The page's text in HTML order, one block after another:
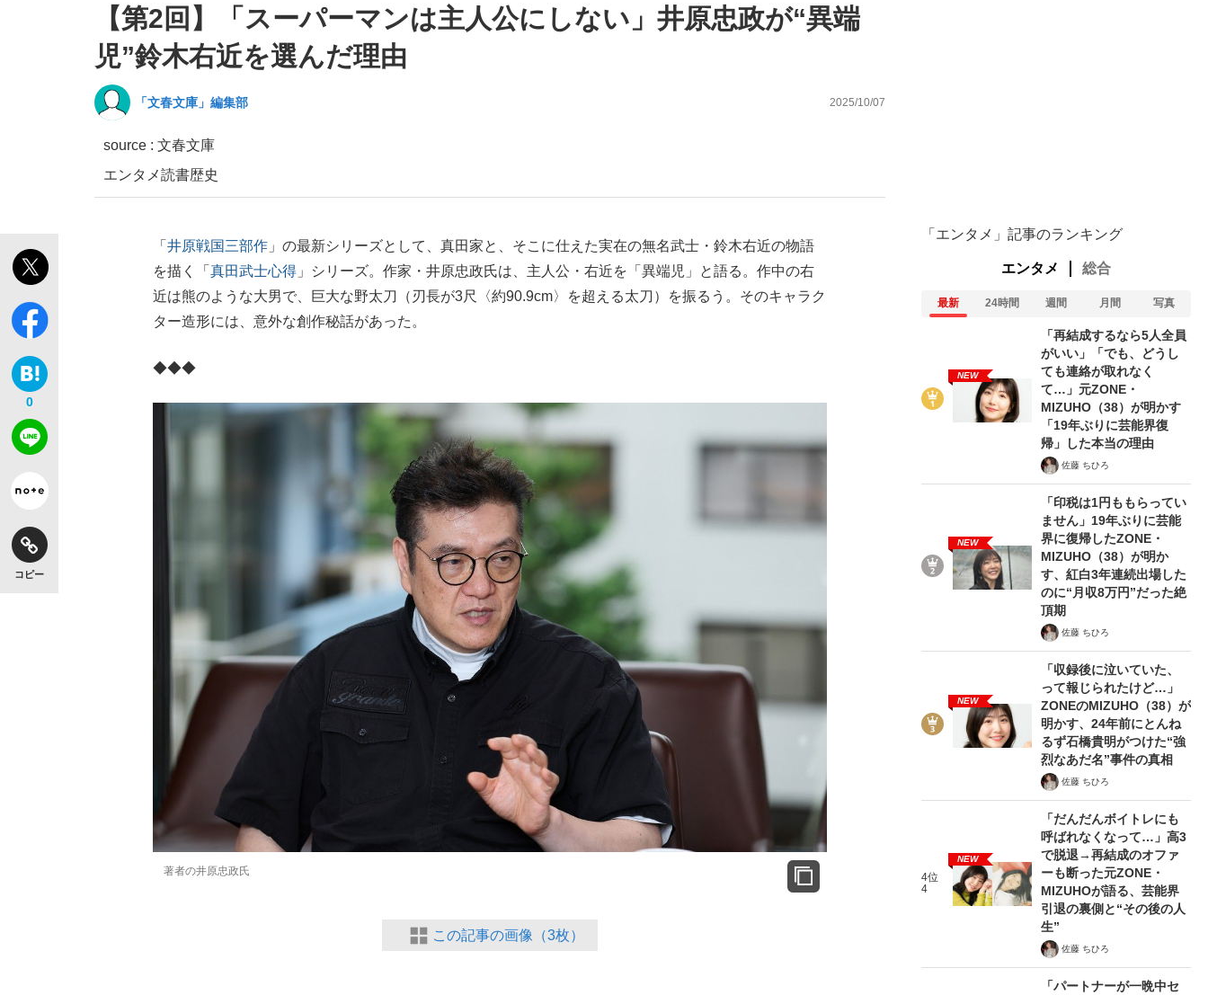
【第2回】「スーパーマンは主人公にしない」井原忠政が“異端
児”鈴木右近を選んだ理由
「文春文庫」編集部 2025/10/07
source : 文春文庫
エンタメ読書歴史
0
コピー
「 井原戦国三部作 」の最新シリーズとして、真田家と、そこに仕えた実在の無名武士・鈴木右近の物語
を描く「 真田武士心得 」シリーズ。作家・井原忠政氏は、主人公・右近を「異端児」と語る。作中の右
近は熊のような大男で、巨大な野太刀（刃長が3尺〈約90.9cm〉を超える太刀）を振るう。そのキャラク
ター造形には、意外な創作秘話があった。
◆◆◆
著者の井原忠政氏
この記事の画像（3枚）
「エンタメ」記事のランキング
エンタメ 総合
最新 24時間 週間 月間 写真
NEW
「再結成するなら5人全員
がいい」「でも、どうし
ても連絡が取れなく
て…」元ZONE・
MIZUHO（38）が明かす
「19年ぶりに芸能界復
帰」した本当の理由
佐藤 ちひろ
NEW
「印税は1円ももらってい
ません」19年ぶりに芸能
界に復帰したZONE・
MIZUHO（38）が明か
す、紅白3年連続出場した
のに“月収8万円”だった絶
頂期
佐藤 ちひろ
NEW
「収録後に泣いていた、
って報じられたけど…」
ZONEのMIZUHO（38）が
明かす、24年前にとんね
るず石橋貴明がつけた“強
烈なあだ名”事件の真相
佐藤 ちひろ
4位
4
NEW
「だんだんボイトレにも
呼ばれなくなって…」高3
で脱退→再結成のオファ
ーも断った元ZONE・
MIZUHOが語る、芸能界
引退の裏側と“その後の人
生”
佐藤 ちひろ
「パートナーが一晩中セ